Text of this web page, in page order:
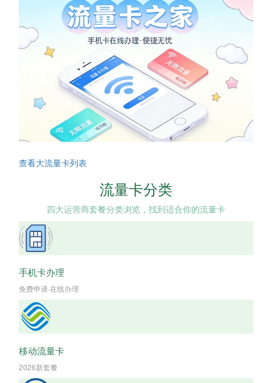
查看大流量卡列表
流量卡分类
四大运营商套餐分类浏览，找到适合你的流量卡
手机卡办理
免费申请·在线办理
移动流量卡
2026新套餐